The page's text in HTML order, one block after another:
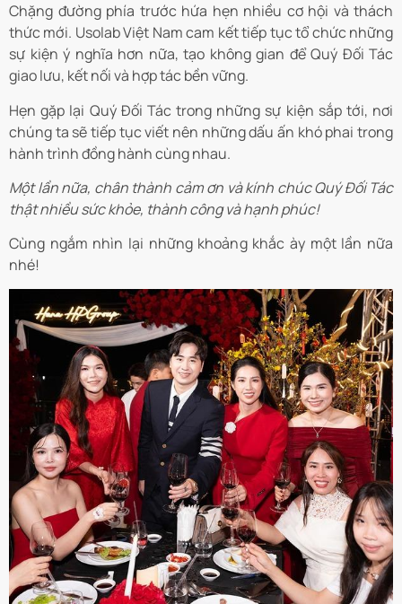
Chặng đường phía trước hứa hẹn nhiều cơ hội và thách
thức mới. Usolab Việt Nam cam kết tiếp tục tổ chức những
sự kiện ý nghĩa hơn nữa, tạo không gian để Quý Đối Tác
giao lưu, kết nối và hợp tác bền vững.
Hẹn gặp lại Quý Đối Tác trong những sự kiện sắp tới, nơi
chúng ta sẽ tiếp tục viết nên những dấu ấn khó phai trong
hành trình đồng hành cùng nhau.
Một lần nữa, chân thành cảm ơn và kính chúc Quý Đối Tác
thật nhiều sức khỏe, thành công và hạnh phúc!
Cùng ngắm nhìn lại những khoảng khắc ày một lần nữa
nhé!